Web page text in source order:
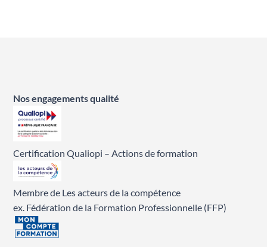
Nos engagements qualité
Certification Qualiopi – Actions de formation
Membre de Les acteurs de la compétence
ex. Fédération de la Formation Professionnelle (FFP)